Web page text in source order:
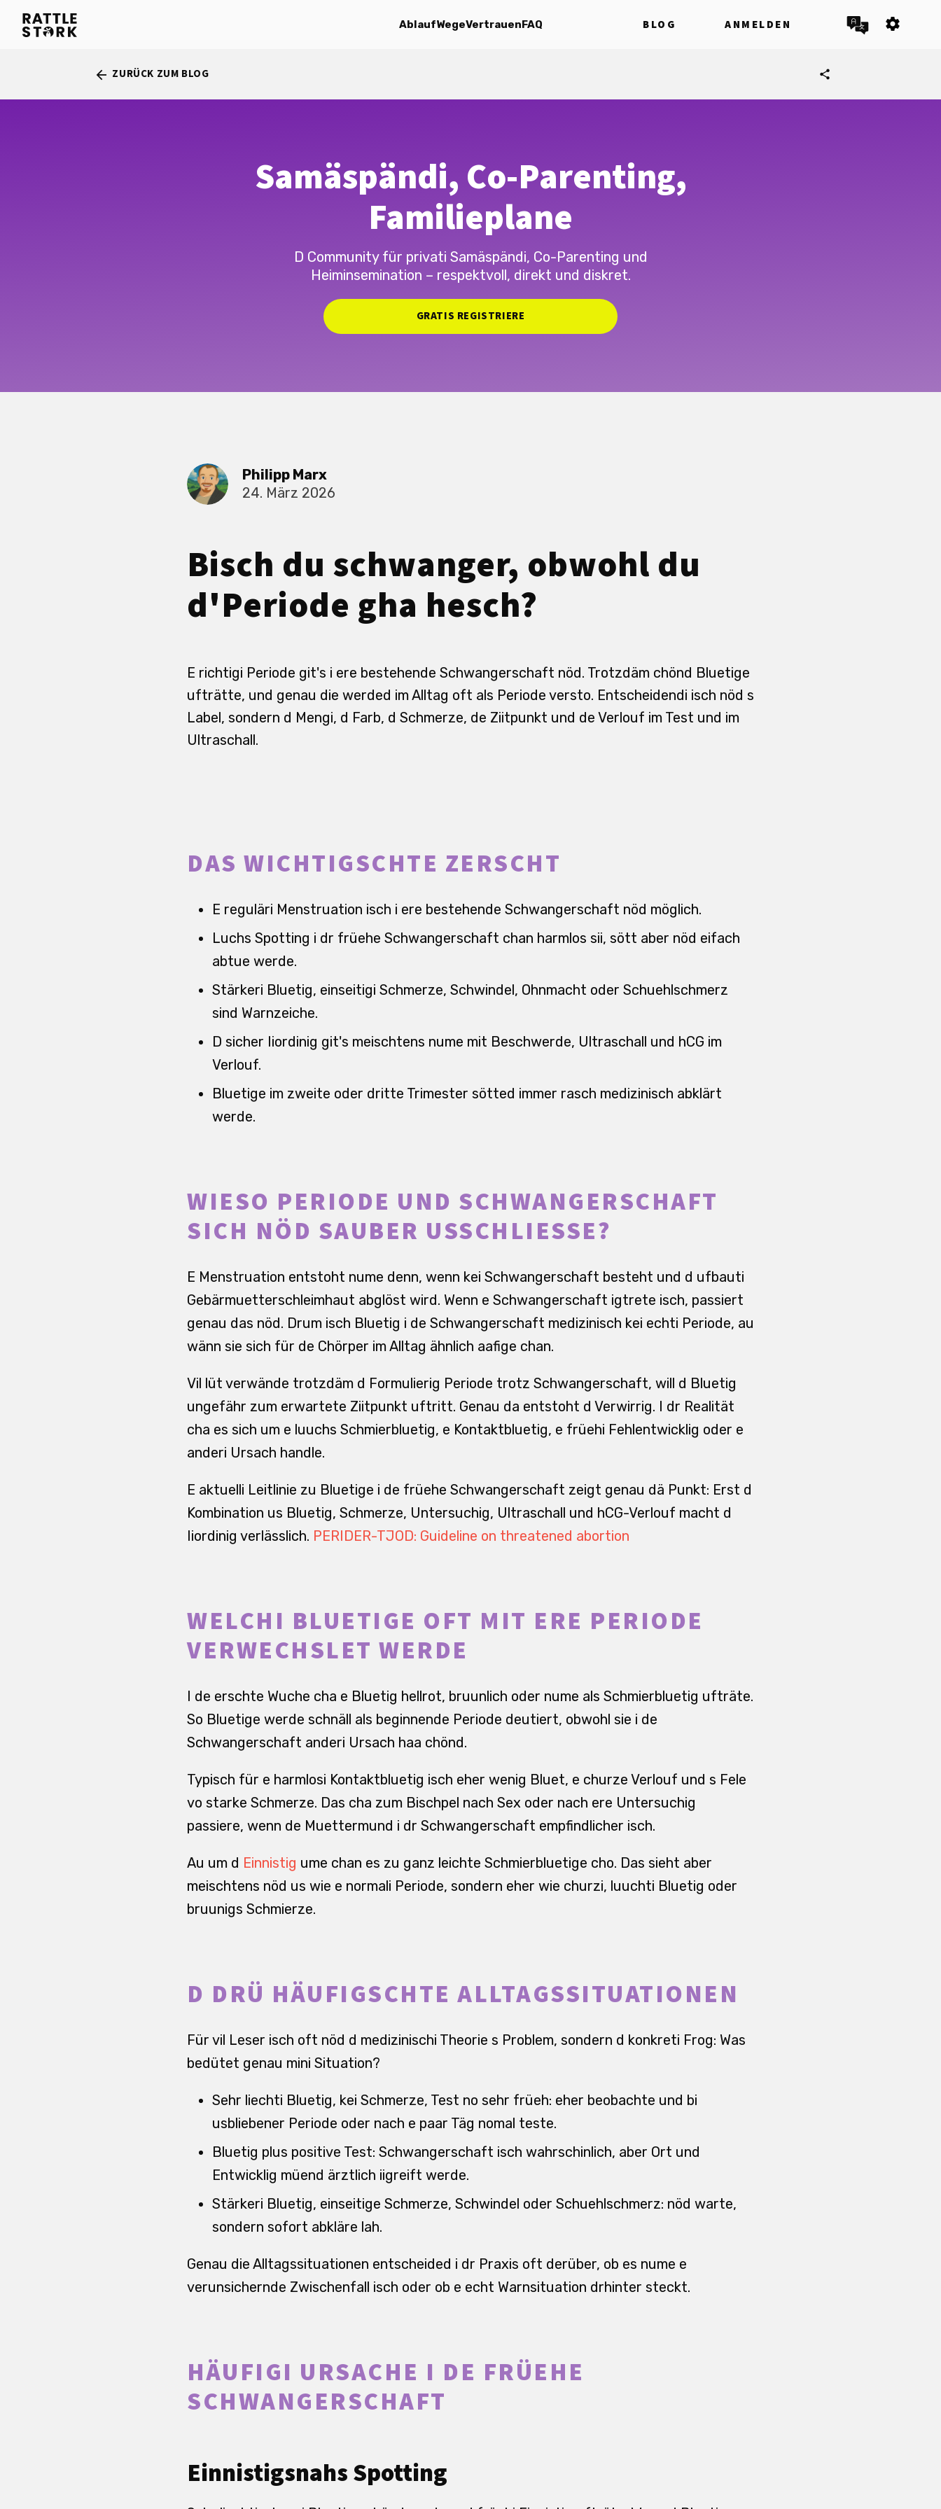
AblaufWegeVertrauenFAQ BLOG ANMELDEN settings
arrow_back ZURÜCK ZUM BLOG share
Samäspändi, Co-Parenting,
Familieplane
D Community für privati Samäspändi, Co-Parenting und
Heiminsemination – respektvoll, direkt und diskret.
GRATIS REGISTRIERE
Philipp Marx
24. März 2026
Bisch du schwanger, obwohl du
d'Periode gha hesch?
E richtigi Periode git's i ere bestehende Schwangerschaft nöd. Trotzdäm chönd Bluetige
ufträtte, und genau die werded im Alltag oft als Periode versto. Entscheidendi isch nöd s
Label, sondern d Mengi, d Farb, d Schmerze, de Ziitpunkt und de Verlouf im Test und im
Ultraschall.
DAS WICHTIGSCHTE ZERSCHT
E reguläri Menstruation isch i ere bestehende Schwangerschaft nöd möglich.
Luchs Spotting i dr früehe Schwangerschaft chan harmlos sii, sött aber nöd eifach
abtue werde.
Stärkeri Bluetig, einseitigi Schmerze, Schwindel, Ohnmacht oder Schuehlschmerz
sind Warnzeiche.
D sicher Iiordinig git's meischtens nume mit Beschwerde, Ultraschall und hCG im
Verlouf.
Bluetige im zweite oder dritte Trimester sötted immer rasch medizinisch abklärt
werde.
WIESO PERIODE UND SCHWANGERSCHAFT
SICH NÖD SAUBER USSCHLIESSE?
E Menstruation entstoht nume denn, wenn kei Schwangerschaft besteht und d ufbauti
Gebärmuetterschleimhaut abglöst wird. Wenn e Schwangerschaft igtrete isch, passiert
genau das nöd. Drum isch Bluetig i de Schwangerschaft medizinisch kei echti Periode, au
wänn sie sich für de Chörper im Alltag ähnlich aafige chan.
Vil lüt verwände trotzdäm d Formulierig Periode trotz Schwangerschaft, will d Bluetig
ungefähr zum erwartete Ziitpunkt uftritt. Genau da entstoht d Verwirrig. I dr Realität
cha es sich um e luuchs Schmierbluetig, e Kontaktbluetig, e früehi Fehlentwicklig oder e
anderi Ursach handle.
E aktuelli Leitlinie zu Bluetige i de früehe Schwangerschaft zeigt genau dä Punkt: Erst d
Kombination us Bluetig, Schmerze, Untersuchig, Ultraschall und hCG-Verlouf macht d
Iiordinig verlässlich. PERIDER-TJOD: Guideline on threatened abortion
WELCHI BLUETIGE OFT MIT ERE PERIODE
VERWECHSLET WERDE
I de erschte Wuche cha e Bluetig hellrot, bruunlich oder nume als Schmierbluetig ufträte.
So Bluetige werde schnäll als beginnende Periode deutiert, obwohl sie i de
Schwangerschaft anderi Ursach haa chönd.
Typisch für e harmlosi Kontaktbluetig isch eher wenig Bluet, e churze Verlouf und s Fele
vo starke Schmerze. Das cha zum Bischpel nach Sex oder nach ere Untersuchig
passiere, wenn de Muettermund i dr Schwangerschaft empfindlicher isch.
Au um d Einnistig ume chan es zu ganz leichte Schmierbluetige cho. Das sieht aber
meischtens nöd us wie e normali Periode, sondern eher wie churzi, luuchti Bluetig oder
bruunigs Schmierze.
D DRÜ HÄUFIGSCHTE ALLTAGSSITUATIONEN
Für vil Leser isch oft nöd d medizinischi Theorie s Problem, sondern d konkreti Frog: Was
bedütet genau mini Situation?
Sehr liechti Bluetig, kei Schmerze, Test no sehr früeh: eher beobachte und bi
usbliebener Periode oder nach e paar Täg nomal teste.
Bluetig plus positive Test: Schwangerschaft isch wahrschinlich, aber Ort und
Entwicklig müend ärztlich iigreift werde.
Stärkeri Bluetig, einseitige Schmerze, Schwindel oder Schuehlschmerz: nöd warte,
sondern sofort abkläre lah.
Genau die Alltagssituationen entscheided i dr Praxis oft derüber, ob es nume e
verunsichernde Zwischenfall isch oder ob e echt Warnsituation drhinter steckt.
HÄUFIGI URSACHE I DE FRÜEHE
SCHWANGERSCHAFT
Einnistigsnahs Spotting